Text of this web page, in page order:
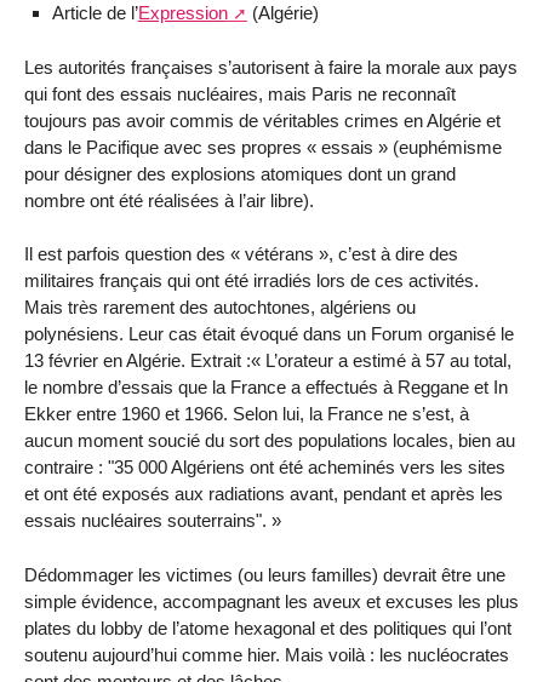
Article de l’Expression (Algérie)
Les autorités françaises s’autorisent à faire la morale aux pays
qui font des essais nucléaires, mais Paris ne reconnaît
toujours pas avoir commis de véritables crimes en Algérie et
dans le Pacifique avec ses propres « essais » (euphémisme
pour désigner des explosions atomiques dont un grand
nombre ont été réalisées à l’air libre).
Il est parfois question des « vétérans », c’est à dire des
militaires français qui ont été irradiés lors de ces activités.
Mais très rarement des autochtones, algériens ou
polynésiens. Leur cas était évoqué dans un Forum organisé le
13 février en Algérie. Extrait :« L’orateur a estimé à 57 au total,
le nombre d’essais que la France a effectués à Reggane et In
Ekker entre 1960 et 1966. Selon lui, la France ne s’est, à
aucun moment soucié du sort des populations locales, bien au
contraire : "35 000 Algériens ont été acheminés vers les sites
et ont été exposés aux radiations avant, pendant et après les
essais nucléaires souterrains". »
Dédommager les victimes (ou leurs familles) devrait être une
simple évidence, accompagnant les aveux et excuses les plus
plates du lobby de l’atome hexagonal et des politiques qui l’ont
soutenu aujourd’hui comme hier. Mais voilà : les nucléocrates